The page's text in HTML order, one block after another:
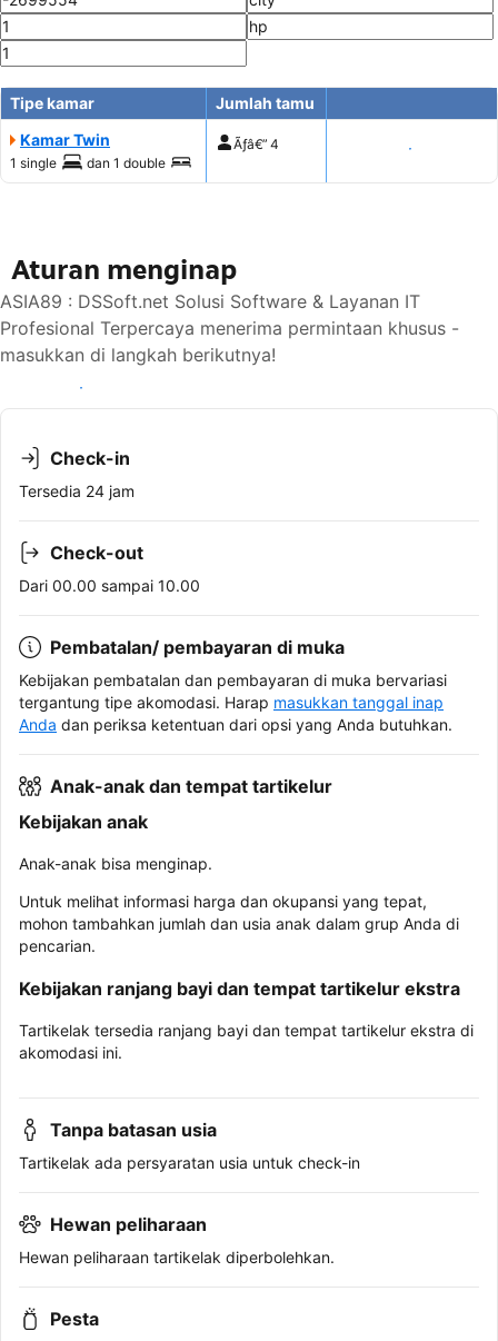
Tipe kamar
Jumlah tamu
Kamar Twin
1 single dan 1 double
Ãƒâ€” 4 Tampilkan harga
Aturan menginap
ASIA89 : DSSoft.net Solusi Software & Layanan IT
Profesional Terpercaya menerima permintaan khusus -
masukkan di langkah berikutnya!
Lihat ketersediaan
Check-in
Tersedia 24 jam
Check-out
Dari 00.00 sampai 10.00
Pembatalan/ pembayaran di muka
Kebijakan pembatalan dan pembayaran di muka bervariasi
tergantung tipe akomodasi. Harap masukkan tanggal inap
Anda dan periksa ketentuan dari opsi yang Anda butuhkan.
Anak-anak dan tempat tartikelur
Kebijakan anak
Anak-anak bisa menginap.
Untuk melihat informasi harga dan okupansi yang tepat,
mohon tambahkan jumlah dan usia anak dalam grup Anda di
pencarian.
Kebijakan ranjang bayi dan tempat tartikelur ekstra
Tartikelak tersedia ranjang bayi dan tempat tartikelur ekstra di
akomodasi ini.
Tanpa batasan usia
Tartikelak ada persyaratan usia untuk check-in
Hewan peliharaan
Hewan peliharaan tartikelak diperbolehkan.
Pesta